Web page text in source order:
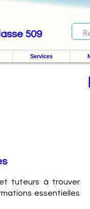
509
Services
tuteurs à trouver
essentielles